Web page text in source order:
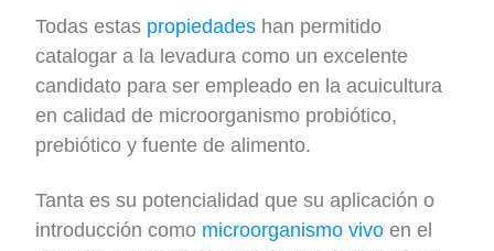
Todas estas propiedades han permitido
catalogar a la levadura como un excelente
candidato para ser empleado en la acuicultura
en calidad de microorganismo probiótico,
prebiótico y fuente de alimento.
Tanta es su potencialidad que su aplicación o
introducción como microorganismo vivo en el